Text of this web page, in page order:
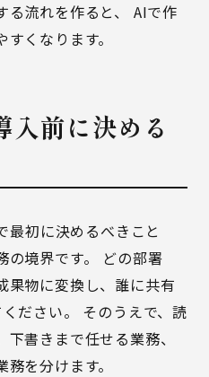
る流れを作ると、 AIで作
くなります。
入前に決める
初に決めるべきこと
の境界です。 どの部署
果物に変換し、誰に共有
ださい。 そのうえで、読
書きまで任せる業務、
を分けます。